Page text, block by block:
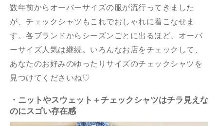
数年前からオーバーサイズの服が流行ってきました
が、チェックシャツもこれでおしゃれに着こなせま
す。各ブランドからシーズンごとに出るほど、オーバ
ーサイズ人気は継続。いろんなお店をチェックして、
あなたのお好みのゆったりサイズのチェックシャツを
見つけてくださいね♡
・ニットやスウェット＋チェックシャツはチラ見えな
のにスゴい存在感